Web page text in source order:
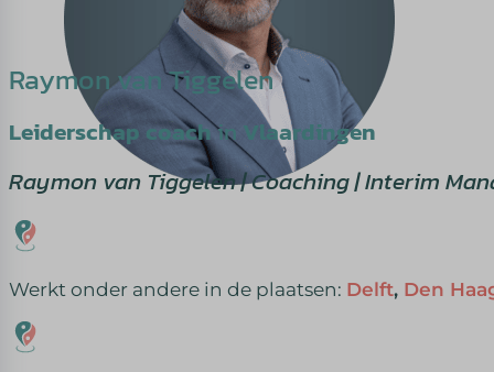
Raymon van Tiggelen
Leiderschap coachin Vlaardingen
Raymon van Tiggelen | Coaching | Interim
Werkt onder andere in de plaatsen: Delft, Den